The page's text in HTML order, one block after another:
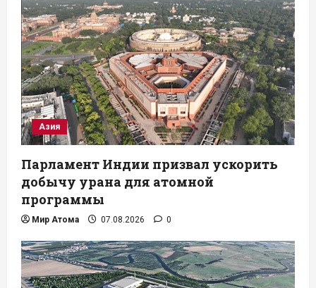
Азия
Парламент Индии призвал ускорить
добычу урана для атомной
программы
Мир Атома 07.08.2026 0